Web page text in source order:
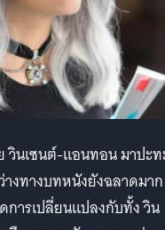
วินเซนต์-แอนทอน มาปะ
างทางบทหนังยังฉลาดมาก
ารเปลี่ยนแปลงกับทั้ง วิน